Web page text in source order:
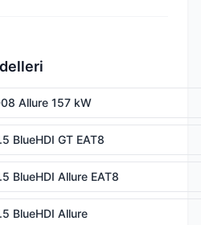
Allure 157 kW
BlueHDI GT EAT8
BlueHDI Allure EAT8
BlueHDI Allure